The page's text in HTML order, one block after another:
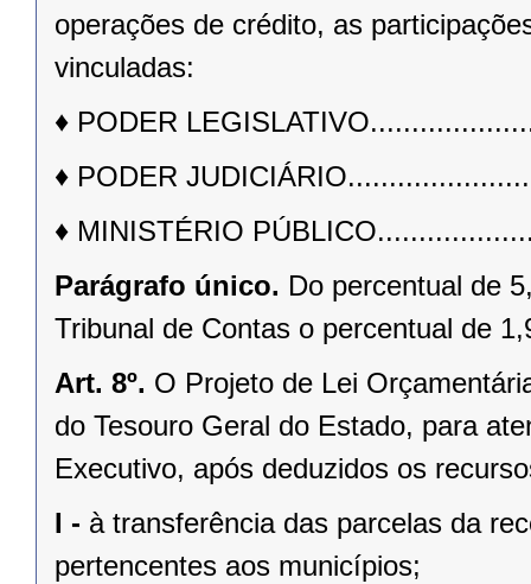
operações de crédito, as
vinculadas:
♦ PODER
♦ PODER
♦ MINISTÉRIO
Parágrafo único. Do percentual de
Tribunal de Contas o percentual de
Art. 8º. O Projeto de Lei
do Tesouro Geral do Estado, para
Executivo, após deduzidos os
I - à transferência das parcelas da
pertencentes aos municípios;